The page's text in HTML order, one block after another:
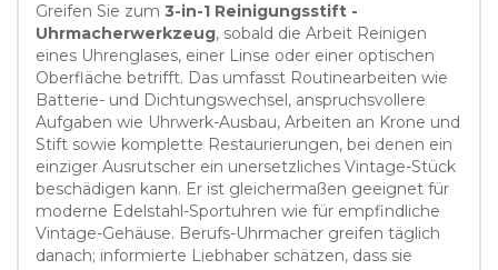
Greifen Sie zum 3-in-1 Reinigungsstift -
Uhrmacherwerkzeug, sobald die Arbeit Reinigen
eines Uhrenglases, einer Linse oder einer optischen
Oberfläche betrifft. Das umfasst Routinearbeiten wie
Batterie- und Dichtungswechsel, anspruchsvollere
Aufgaben wie Uhrwerk-Ausbau, Arbeiten an Krone und
Stift sowie komplette Restaurierungen, bei denen ein
einziger Ausrutscher ein unersetzliches Vintage-Stück
beschädigen kann. Er ist gleichermaßen geeignet für
moderne Edelstahl-Sportuhren wie für empfindliche
Vintage-Gehäuse. Berufs-Uhrmacher greifen täglich
danach; informierte Liebhaber schätzen, dass sie